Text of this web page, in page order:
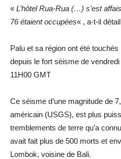
« L’hôtel Rua-Rua (…) s’est
76 étaient occupées« , a-t-il
Palu et sa région ont été
depuis le fort séisme de
11H00 GMT
Ce séisme d’une magnitude de
américain (USGS), est plus
tremblements de terre qu’a
avait fait plus de 500 morts et
Lombok, voisine de Bali.